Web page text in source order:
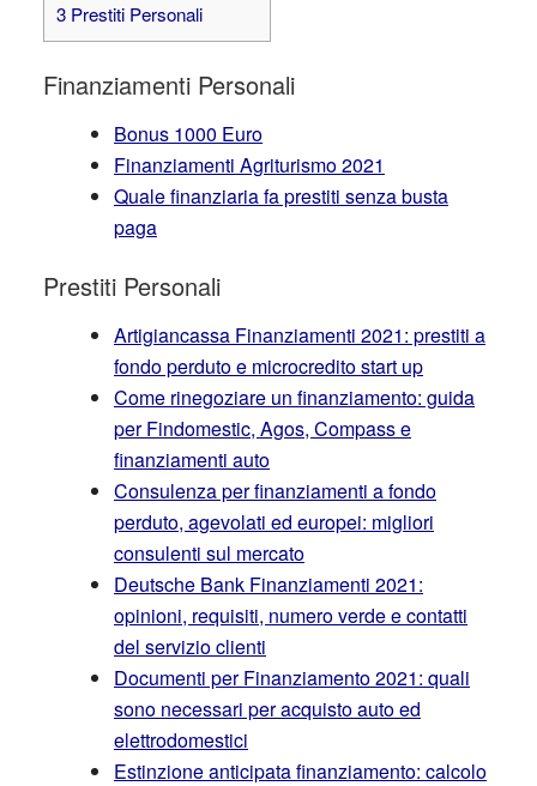
3Prestiti Personali
Finanziamenti Personali
Bonus 1000 Euro
Finanziamenti Agriturismo 2021
Quale finanziaria fa prestiti senza busta
paga
Prestiti Personali
Artigiancassa Finanziamenti 2021: prestiti a
fondo perduto e microcredito start up
Come rinegoziare un finanziamento: guida
per Findomestic, Agos, Compass e
finanziamenti auto
Consulenza per finanziamenti a fondo
perduto, agevolati ed europei: migliori
consulenti sul mercato
Deutsche Bank Finanziamenti 2021:
opinioni, requisiti, numero verde e contatti
del servizio clienti
Documenti per Finanziamento 2021: quali
sono necessari per acquisto auto ed
elettrodomestici
Estinzione anticipata finanziamento: calcolo